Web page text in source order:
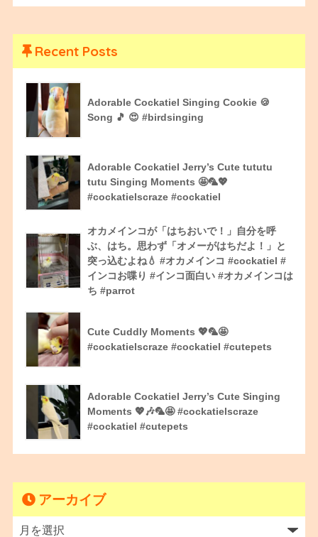
Recent Posts
Adorable Cockatiel Singing Cookie 🍪
Song 🎵 😍 #birdsinging
Adorable Cockatiel Jerry’s Cute tututu
tutu Singing Moments 🤩🦜💖
#cockatielscraze #cockatiel
オカメインコが「はちおいで！」自分を呼
ぶ、はち。思わず「オメーがはちだよ！」と
突っ込むよね💧 #オカメインコ #cockatiel #
インコお喋り #インコ面白い #オカメインコは
ち #parrot
Cute Cuddly Moments 💖🦜🤩
#cockatielscraze #cockatiel #cutepets
Adorable Cockatiel Jerry’s Cute Singing
Moments 💖🎶🦜🤩 #cockatielscraze
#cockatiel #cutepets
アーカイブ